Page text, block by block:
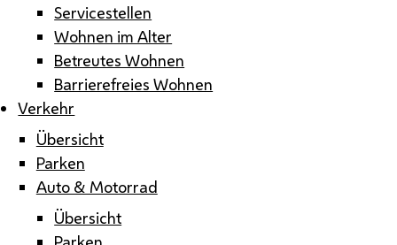
Servicestellen
Wohnen im Alter
Betreutes Wohnen
Barrierefreies Wohnen
Verkehr
Übersicht
Parken
Auto & Motorrad
Übersicht